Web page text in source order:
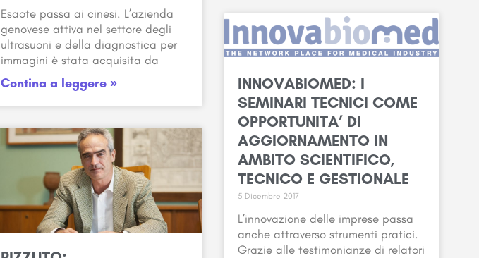
Esaote passa ai cinesi. L’azienda
genovese attiva nel settore degli
ultrasuoni e della diagnostica per
immagini è stata acquisita da
Contina a leggere »
INNOVABIOMED: I
SEMINARI TECNICI COME
OPPORTUNITA’ DI
AGGIORNAMENTO IN
AMBITO SCIENTIFICO,
TECNICO E GESTIONALE
5 Dicembre 2017
L’innovazione delle imprese passa
anche attraverso strumenti pratici.
Grazie alle testimonianze di relatori